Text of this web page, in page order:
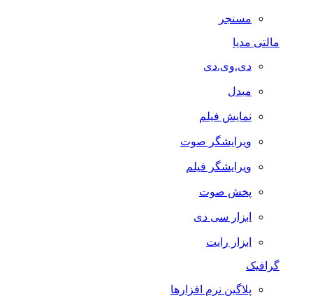
مسنجر
مالتی مدیا
دی.وی.دی
مبدل
نمایش فیلم
ویرایشگر صوت
ویرایشگر فیلم
پخش صوت
ابزار سی دی
ابزار رایت
گرافیک
پلاگین نرم افزارها